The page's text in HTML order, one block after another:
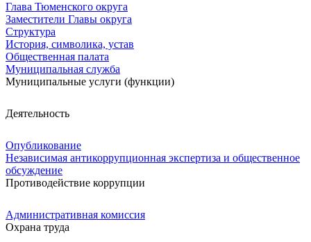
Глава Тюменского округа
Заместители Главы округа
Структура
История, символика, устав
Общественная палата
Муниципальная служба
Муниципальные услуги (функции)
Деятельность
Опубликование
Независимая антикоррупционная экспертиза и общественное
обсуждение
Противодействие коррупции
Административная комиссия
Охрана труда